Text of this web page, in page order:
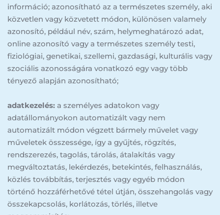
információ; azonosítható az a természetes személy, aki
közvetlen vagy közvetett módon, különösen valamely
azonosító, például név, szám, helymeghatározó adat,
online azonosító vagy a természetes személy testi,
fiziológiai, genetikai, szellemi, gazdasági, kulturális vagy
szociális azonosságára vonatkozó egy vagy több
tényező alapján azonosítható;
adatkezelés: a személyes adatokon vagy
adatállományokon automatizált vagy nem
automatizált módon végzett bármely művelet vagy
műveletek összessége, így a gyűjtés, rögzítés,
rendszerezés, tagolás, tárolás, átalakítás vagy
megváltoztatás, lekérdezés, betekintés, felhasználás,
közlés továbbítás, terjesztés vagy egyéb módon
történő hozzáférhetővé tétel útján, összehangolás vagy
összekapcsolás, korlátozás, törlés, illetve